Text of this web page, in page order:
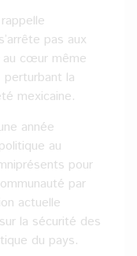
pas aux
cœur même
la
mexicaine.
année
au
pour
par
actuelle
la sécurité des
du pays.